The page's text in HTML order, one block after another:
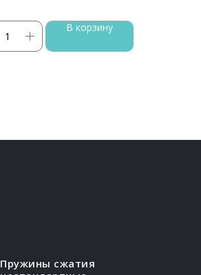
В корзину
Пружины сжатия